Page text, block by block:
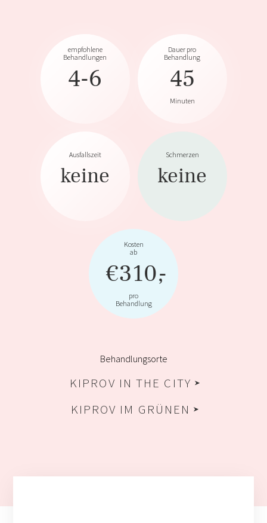
empfohlene
Behandlungen
4-6
Dauer pro
Behandlung
45
Minuten
Ausfallszeit
keine
Schmerzen
keine
Kosten
ab
€310,-
pro
Behandlung
Behandlungsorte
KIPROV IN THE CITY
KIPROV IM GRÜNEN